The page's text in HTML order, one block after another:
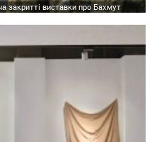
закритті виставки про Бахмут